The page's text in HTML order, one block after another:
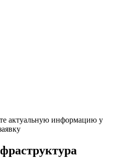
актуальную информацию у